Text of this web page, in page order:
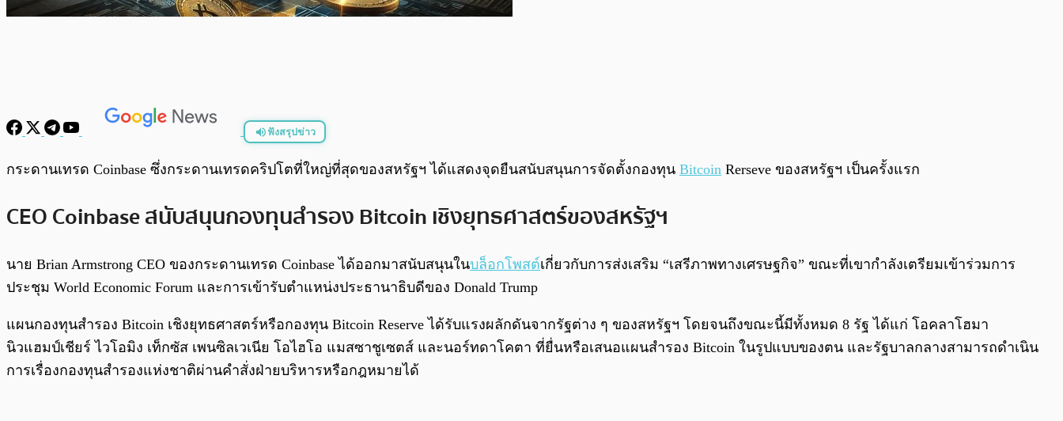
ฟังสรุปข่าว
กระดานเทรด Coinbase ซึ่งกระดานเทรดคริปโตที่ใหญ่ที่สุดของสหรัฐฯ ได้แสดงจุดยืนสนับสนุนการจัดตั้งกองทุน Bitcoin Rerseve ของสหรัฐฯ เป็นครั้งแรก
CEO Coinbase สนับสนุนกองทุนสำรอง Bitcoin เชิงยุทธศาสตร์ของสหรัฐฯ
นาย Brian Armstrong CEO ของกระดานเทรด Coinbase ได้ออกมาสนับสนุนในบล็อกโพสต์เกี่ยวกับการส่งเสริม “เสรีภาพทางเศรษฐกิจ” ขณะที่เขากำลังเตรียมเข้าร่วมการ
ประชุม World Economic Forum และการเข้ารับตำแหน่งประธานาธิบดีของ Donald Trump
แผนกองทุนสำรอง Bitcoin เชิงยุทธศาสตร์หรือกองทุน Bitcoin Reserve ได้รับแรงผลักดันจากรัฐต่าง ๆ ของสหรัฐฯ โดยจนถึงขณะนี้มีทั้งหมด 8 รัฐ ได้แก่ โอคลาโฮมา
นิวแฮมป์เชียร์ ไวโอมิง เท็กซัส เพนซิลเวเนีย โอไฮโอ แมสซาชูเซตส์ และนอร์ทดาโคตา ที่ยื่นหรือเสนอแผนสำรอง Bitcoin ในรูปแบบของตน และรัฐบาลกลางสามารถดำเนิน
การเรื่องกองทุนสำรองแห่งชาติผ่านคำสั่งฝ่ายบริหารหรือกฎหมายได้